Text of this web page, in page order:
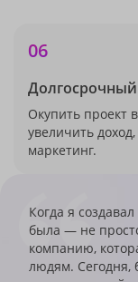
06
Долгосрочный
Окупить проект
увеличить
маркетинг.
Когда я
была — не
компанию,
людям. Сегодня,